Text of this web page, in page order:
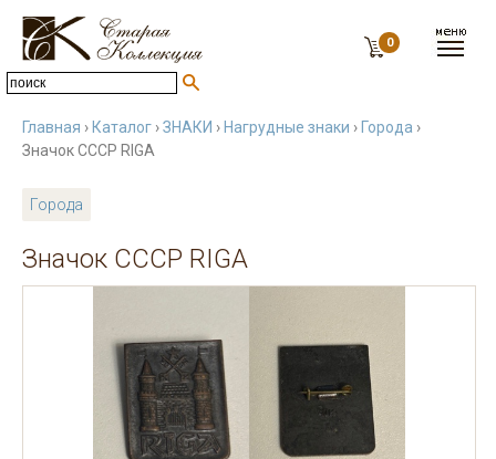
0
Главная › Каталог ›ЗНАКИ › Нагрудные знаки › Города ›
Значок СССР RIGA
Города
Значок СССР RIGA